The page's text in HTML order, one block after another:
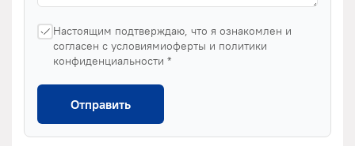
Настоящим подтверждаю, что я ознакомлен и
согласен с условиямиоферты и политики
конфиденциальности *
Отправить